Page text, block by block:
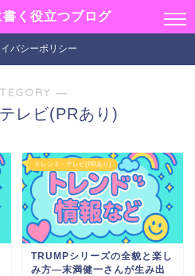
く役立つブログ
バシーポリシー
―
レビ(PRあり)
トレンド・テレビ(PRあり)
TRUMPシリーズの全貌と楽し
み方—末満健一さんが生み出